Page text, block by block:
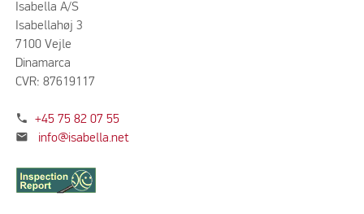
Isabella A/S
Isabellahøj 3
7100 Vejle
Dinamarca
CVR: 87619117
phone +45 75 82 07 55
mail info@isabella.net